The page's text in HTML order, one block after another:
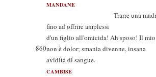
MANDANE
Trarre una
fino ad offrire amplessi
d'un figlio all'omicida! Ah sposo! Il mio
860non è dolor; smania divenne, insana
avidità di sangue.
CAMBISE